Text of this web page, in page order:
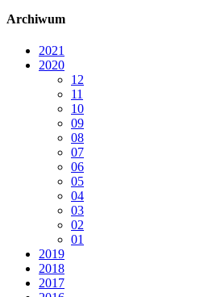
Archiwum
2021
2020
12
11
10
09
08
07
06
05
04
03
02
01
2019
2018
2017